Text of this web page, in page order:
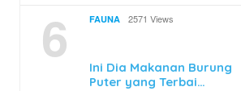
6 FAUNA 2571 Views
Ini Dia Makanan Burung
Puter yang Terbai…